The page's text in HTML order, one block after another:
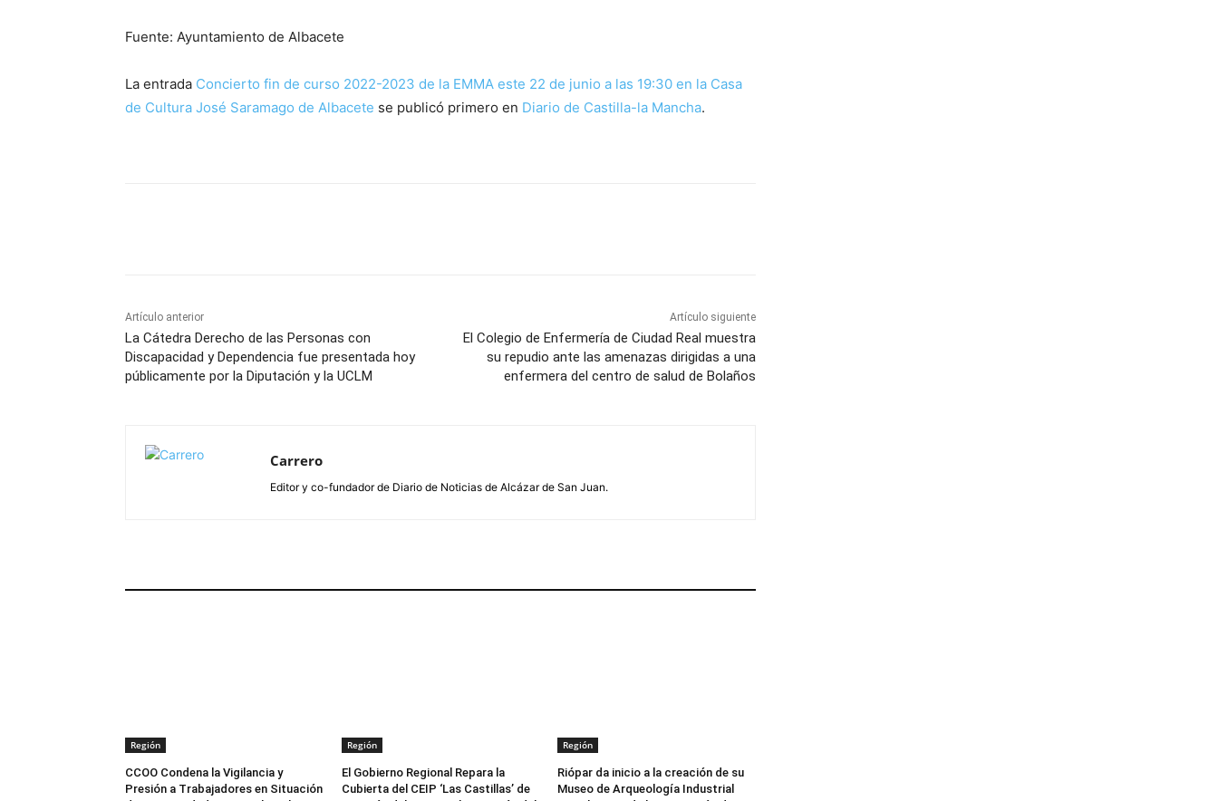
Fuente: Ayuntamiento de Albacete
La entrada Concierto fin de curso 2022-2023 de la EMMA este 22 de junio a las 19:30 en la Casa
de Cultura José Saramago de Albacete se publicó primero en Diario de Castilla-la Mancha.
Artículo anterior
La Cátedra Derecho de las Personas con
Discapacidad y Dependencia fue presentada hoy
públicamente por la Diputación y la UCLM
Artículo siguiente
El Colegio de Enfermería de Ciudad Real muestra
su repudio ante las amenazas dirigidas a una
enfermera del centro de salud de Bolaños
Carrero
Editor y co-fundador de Diario de Noticias de Alcázar de San Juan.
Región
CCOO Condena la Vigilancia y
Presión a Trabajadores en Situación
Región
El Gobierno Regional Repara la
Cubierta del CEIP ‘Las Castillas’ de
Región
Riópar da inicio a la creación de su
Museo de Arqueología Industrial